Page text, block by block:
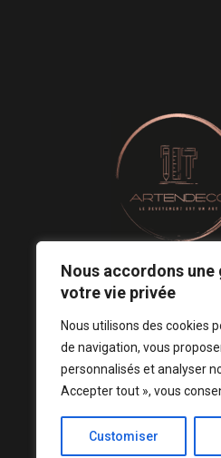
Nous accordons
votre vie privée
Nous utilisons des cookies
de navigation, vous
personnalisés et analyser
Accepter tout », vous
Customiser
Le revêtement
Notre